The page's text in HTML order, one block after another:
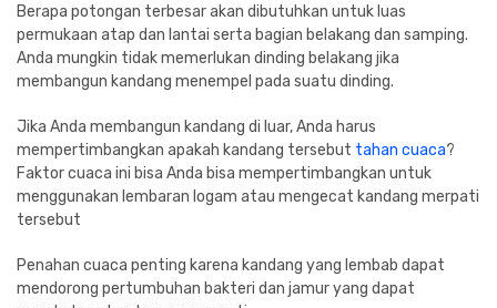
Berapa potongan terbesar akan dibutuhkan untuk luas
permukaan atap dan lantai serta bagian belakang dan samping.
Anda mungkin tidak memerlukan dinding belakang jika
membangun kandang menempel pada suatu dinding.
Jika Anda membangun kandang di luar, Anda harus
mempertimbangkan apakah kandang tersebut tahan cuaca?
Faktor cuaca ini bisa Anda bisa mempertimbangkan untuk
menggunakan lembaran logam atau mengecat kandang merpati
tersebut
Penahan cuaca penting karena kandang yang lembab dapat
mendorong pertumbuhan bakteri dan jamur yang dapat